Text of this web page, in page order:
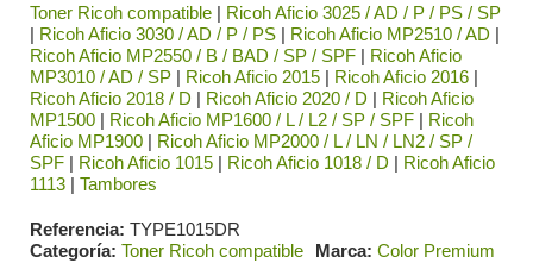
Toner Ricoh compatible | Ricoh Aficio 3025 / AD / P / PS / SP
| Ricoh Aficio 3030 / AD / P / PS | Ricoh Aficio MP2510 / AD |
Ricoh Aficio MP2550 / B / BAD / SP / SPF | Ricoh Aficio
MP3010 / AD / SP | Ricoh Aficio 2015 | Ricoh Aficio 2016 |
Ricoh Aficio 2018 / D | Ricoh Aficio 2020 / D | Ricoh Aficio
MP1500 | Ricoh Aficio MP1600 / L / L2 / SP / SPF | Ricoh
Aficio MP1900 | Ricoh Aficio MP2000 / L / LN / LN2 / SP /
SPF | Ricoh Aficio 1015 | Ricoh Aficio 1018 / D | Ricoh Aficio
1113 | Tambores
Referencia TYPE1015DR
Categoría Toner Ricoh compatible Marca Color Premium